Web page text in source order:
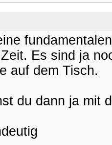
Es sind ja
auf dem Tisch.
du dann ja mit